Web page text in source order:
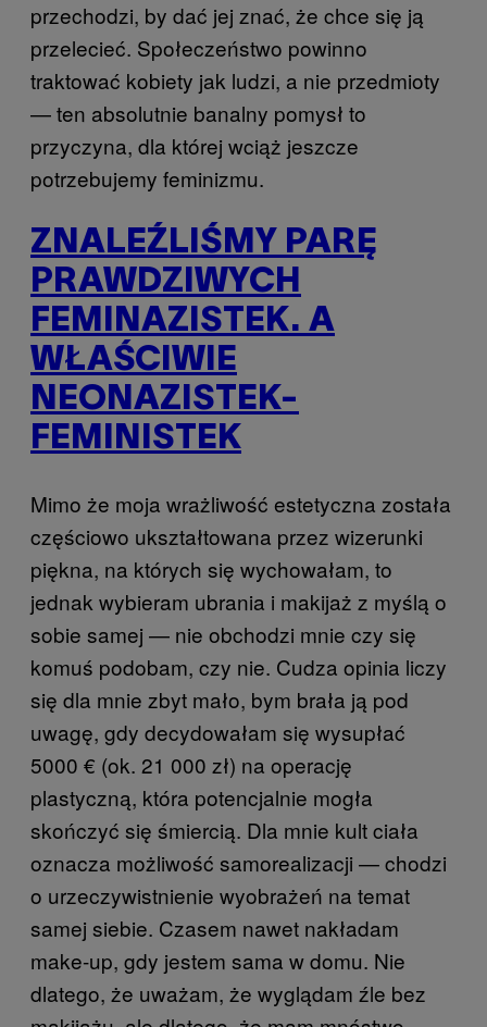
przechodzi, by dać jej znać, że chce się ją
przelecieć. Społeczeństwo powinno
traktować kobiety jak ludzi, a nie przedmioty
— ten absolutnie banalny pomysł to
przyczyna, dla której wciąż jeszcze
potrzebujemy feminizmu.
ZNALEŹLIŚMY PARĘ
PRAWDZIWYCH
FEMINAZISTEK. A
WŁAŚCIWIE
NEONAZISTEK-
FEMINISTEK
Mimo że moja wrażliwość estetyczna została
częściowo ukształtowana przez wizerunki
piękna, na których się wychowałam, to
jednak wybieram ubrania i makijaż z myślą o
sobie samej — nie obchodzi mnie czy się
komuś podobam, czy nie. Cudza opinia liczy
się dla mnie zbyt mało, bym brała ją pod
uwagę, gdy decydowałam się wysupłać
5000 € (ok. 21 000 zł) na operację
plastyczną, która potencjalnie mogła
skończyć się śmiercią. Dla mnie kult ciała
oznacza możliwość samorealizacji — chodzi
o urzeczywistnienie wyobrażeń na temat
samej siebie. Czasem nawet nakładam
make-up, gdy jestem sama w domu. Nie
dlatego, że uważam, że wyglądam źle bez